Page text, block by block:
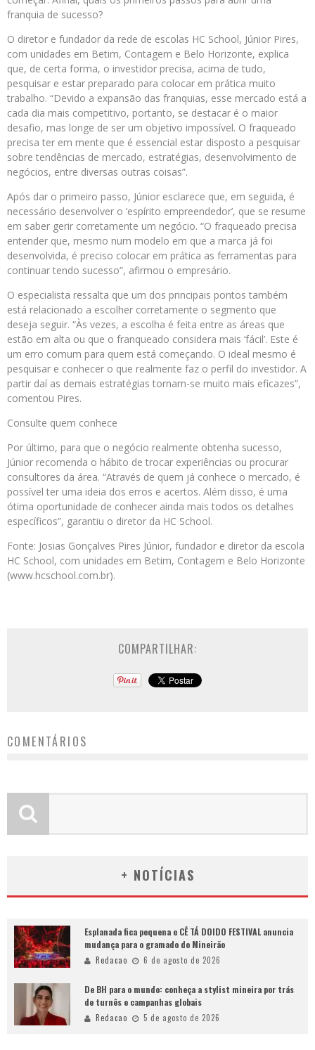
franquia de sucesso?
O diretor e fundador da rede de escolas HC School, Júnior Pires,
com unidades em Betim, Contagem e Belo Horizonte, explica
que, de certa forma, o investidor precisa, acima de tudo,
pesquisar e estar preparado para colocar em prática muito
trabalho. “Devido a expansão das franquias, esse mercado está a
cada dia mais competitivo, portanto, se destacar é o maior
desafio, mas longe de ser um objetivo impossível. O fraqueado
precisa ter em mente que é essencial estar disposto a pesquisar
sobre tendências de mercado, estratégias, desenvolvimento de
negócios, entre diversas outras coisas”.
Após dar o primeiro passo, Júnior esclarece que, em seguida, é
necessário desenvolver o ‘espírito empreendedor’, que se resume
em saber gerir corretamente um negócio. “O fraqueado precisa
entender que, mesmo num modelo em que a marca já foi
desenvolvida, é preciso colocar em prática as ferramentas para
continuar tendo sucesso”, afirmou o empresário.
O especialista ressalta que um dos principais pontos também
está relacionado a escolher corretamente o segmento que
deseja seguir. “Às vezes, a escolha é feita entre as áreas que
estão em alta ou que o franqueado considera mais ‘fácil’. Este é
um erro comum para quem está começando. O ideal mesmo é
pesquisar e conhecer o que realmente faz o perfil do investidor. A
partir daí as demais estratégias tornam-se muito mais eficazes”,
comentou Pires.
Consulte quem conhece
Por último, para que o negócio realmente obtenha sucesso,
Júnior recomenda o hábito de trocar experiências ou procurar
consultores da área. “Através de quem já conhece o mercado, é
possível ter uma ideia dos erros e acertos. Além disso, é uma
ótima oportunidade de conhecer ainda mais todos os detalhes
específicos”, garantiu o diretor da HC School.
Fonte: Josias Gonçalves Pires Júnior, fundador e diretor da escola
HC School, com unidades em Betim, Contagem e Belo Horizonte
(www.hcschool.com.br).
COMPARTILHAR:
COMENTÁRIOS
+ NOTÍCIAS
Esplanada fica pequena e CÊ TÁ DOIDO FESTIVAL anuncia
mudança para o gramado do Mineirão
Redacao 6 de agosto de 2026
De BH para o mundo: conheça a stylist mineira por trás
de turnês e campanhas globais
Redacao 5 de agosto de 2026